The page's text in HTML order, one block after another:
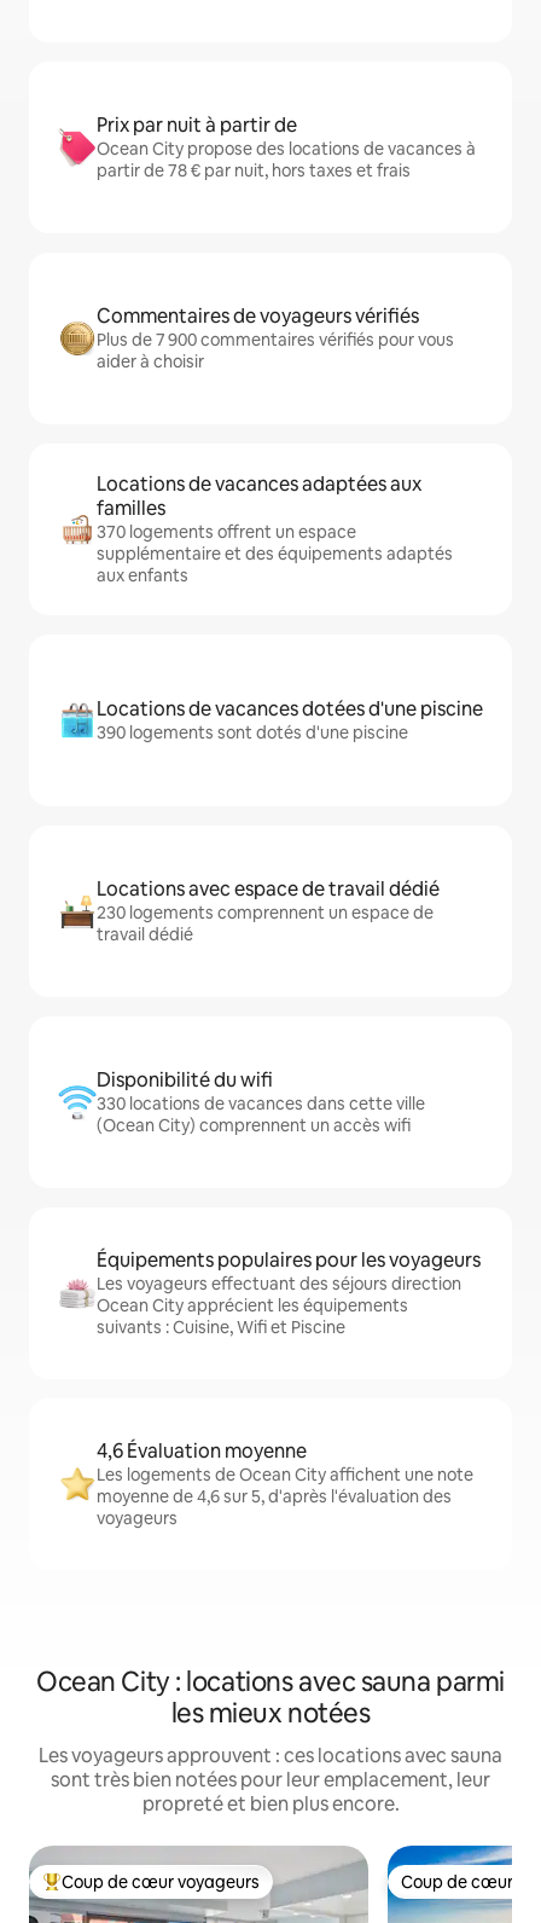
Prix par nuit à partir de
Ocean City propose des locations de vacances à
partir de 78 € par nuit, hors taxes et frais
Commentaires de voyageurs vérifiés
Plus de 7 900 commentaires vérifiés pour vous
aider à choisir
Locations de vacances adaptées aux
familles
370 logements offrent un espace
supplémentaire et des équipements adaptés
aux enfants
Locations de vacances dotées d'une piscine
390 logements sont dotés d'une piscine
Locations avec espace de travail dédié
230 logements comprennent un espace de
travail dédié
Disponibilité du wifi
330 locations de vacances dans cette ville
(Ocean City) comprennent un accès wifi
Équipements populaires pour les voyageurs
Les voyageurs effectuant des séjours direction
Ocean City apprécient les équipements
suivants : Cuisine, Wifi et Piscine
4,6 Évaluation moyenne
Les logements de Ocean City affichent une note
moyenne de 4,6 sur 5, d'après l'évaluation des
voyageurs
Ocean City : locations avec sauna parmi
les mieux notées
Les voyageurs approuvent : ces locations avec sauna
sont très bien notées pour leur emplacement, leur
propreté et bien plus encore.
Coups de cœur voyageurs les plus appréciés
Coup de cœur voyageurs Coup de cœur
Coup de cœur